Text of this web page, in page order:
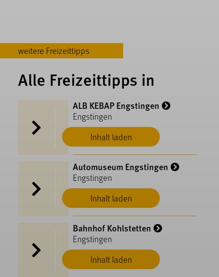
weitere Freizeittipps
Alle Freizeittipps in
Inhalt laden
ALB KEBAP Engstingen
Engstingen
Inhalt laden
Automuseum Engstingen
Engstingen
Inhalt laden
Bahnhof Kohlstetten
Engstingen